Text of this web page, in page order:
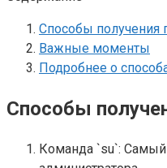
Способы получения
Важные моменты
Подробнее о
Способы
Команда `su`: Самый